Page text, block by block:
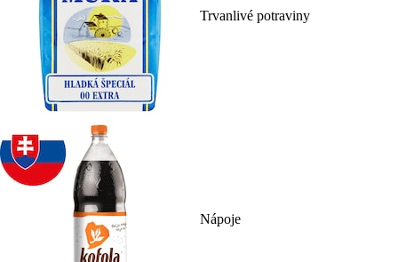
Trvanlivé potraviny
Nápoje